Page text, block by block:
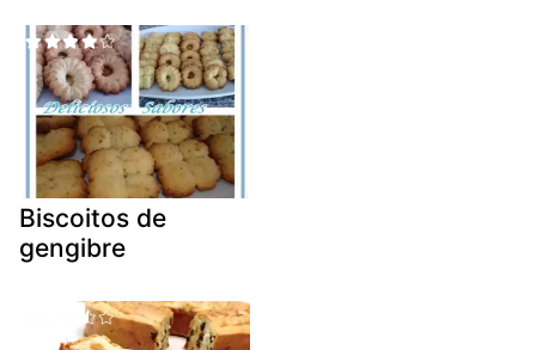
Biscoitos de
gengibre